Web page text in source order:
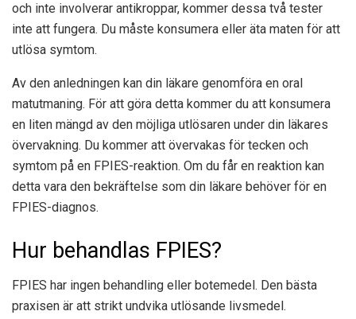
och inte involverar antikroppar, kommer dessa två tester
inte att fungera. Du måste konsumera eller äta maten för att
utlösa symtom.
Av den anledningen kan din läkare genomföra en oral
matutmaning. För att göra detta kommer du att konsumera
en liten mängd av den möjliga utlösaren under din läkares
övervakning. Du kommer att övervakas för tecken och
symtom på en FPIES-reaktion. Om du får en reaktion kan
detta vara den bekräftelse som din läkare behöver för en
FPIES-diagnos.
Hur behandlas FPIES?
FPIES har ingen behandling eller botemedel. Den bästa
praxisen är att strikt undvika utlösande livsmedel.